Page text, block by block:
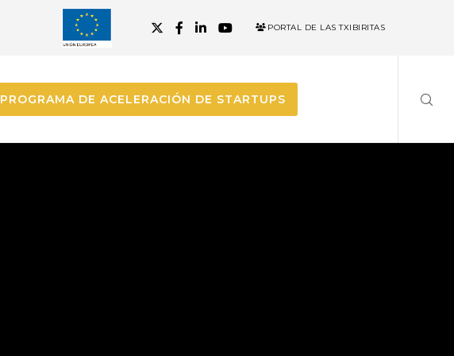
PORTAL DE LAS TXIBIRITAS
PROGRAMA DE ACELERACIÓN DE STARTUPS